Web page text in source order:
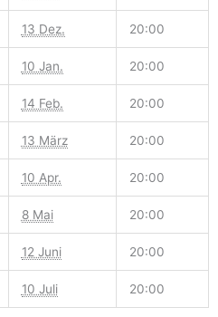
13 Dez. 20:00
10 Jan. 20:00
14 Feb. 20:00
13 März 20:00
10 Apr. 20:00
8 Mai 20:00
12 Juni 20:00
10 Juli 20:00